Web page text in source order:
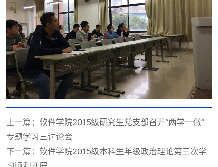
上一篇：软件学院2015级研究生党支部召开“两学一做”
专题学习三讨论会
下一篇：软件学院2015级本科生年级政治理论第三次学